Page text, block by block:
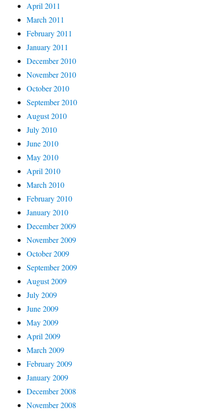
April 2011
March 2011
February 2011
January 2011
December 2010
November 2010
October 2010
September 2010
August 2010
July 2010
June 2010
May 2010
April 2010
March 2010
February 2010
January 2010
December 2009
November 2009
October 2009
September 2009
August 2009
July 2009
June 2009
May 2009
April 2009
March 2009
February 2009
January 2009
December 2008
November 2008